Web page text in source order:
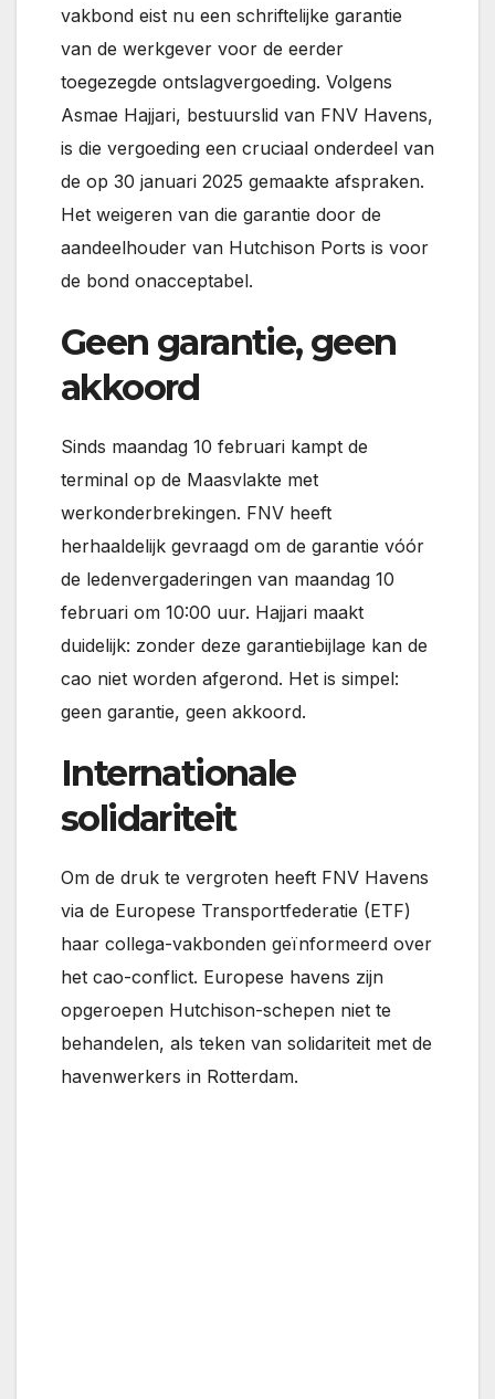
vakbond eist nu een schriftelijke garantie
van de werkgever voor de eerder
toegezegde ontslagvergoeding. Volgens
Asmae Hajjari, bestuurslid van FNV Havens,
is die vergoeding een cruciaal onderdeel van
de op 30 januari 2025 gemaakte afspraken.
Het weigeren van die garantie door de
aandeelhouder van Hutchison Ports is voor
de bond onacceptabel.
Geen garantie, geen
akkoord
Sinds maandag 10 februari kampt de
terminal op de Maasvlakte met
werkonderbrekingen. FNV heeft
herhaaldelijk gevraagd om de garantie vóór
de ledenvergaderingen van maandag 10
februari om 10:00 uur. Hajjari maakt
duidelijk: zonder deze garantiebijlage kan de
cao niet worden afgerond. Het is simpel:
geen garantie, geen akkoord.
Internationale
solidariteit
Om de druk te vergroten heeft FNV Havens
via de Europese Transportfederatie (ETF)
haar collega-vakbonden geïnformeerd over
het cao-conflict. Europese havens zijn
opgeroepen Hutchison-schepen niet te
behandelen, als teken van solidariteit met de
havenwerkers in Rotterdam.